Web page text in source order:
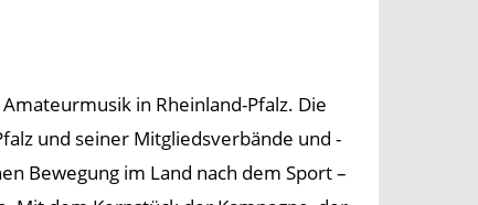
in Rheinland-Pfalz. Die
und seiner Mitgliedsverbände und -
Bewegung im Land nach dem Sport –